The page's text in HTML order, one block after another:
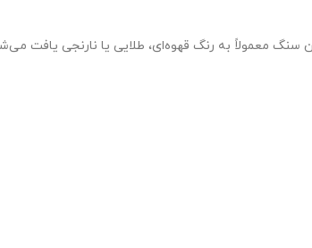
معمولاً به رنگ قهوه‌ای، طلایی یا نارنجی یافت